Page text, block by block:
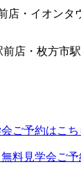
店・イオン
店・枚方市
ご予約はこち
料見学会ご予